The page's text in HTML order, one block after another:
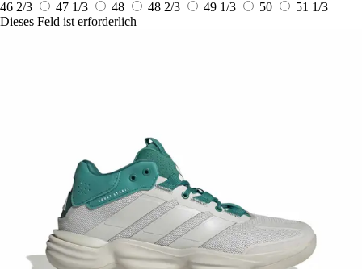
46 2/3 47 1/3 48 48 2/3 49 1/3 50
51 1/3
Dieses Feld ist erforderlich